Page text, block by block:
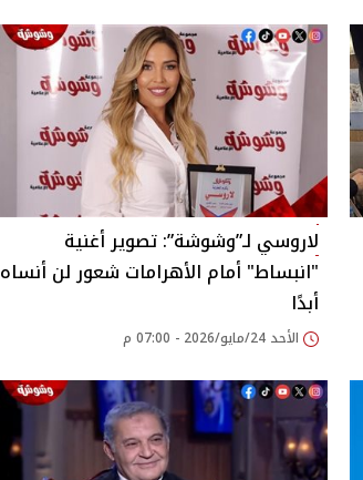
لاروسي لـ”وشوشة”: تصوير أغنية
"انبساط" أمام الأهرامات شعور لن أنساه
أبدًا
الأحد 24/مايو/2026 - 07:00 م